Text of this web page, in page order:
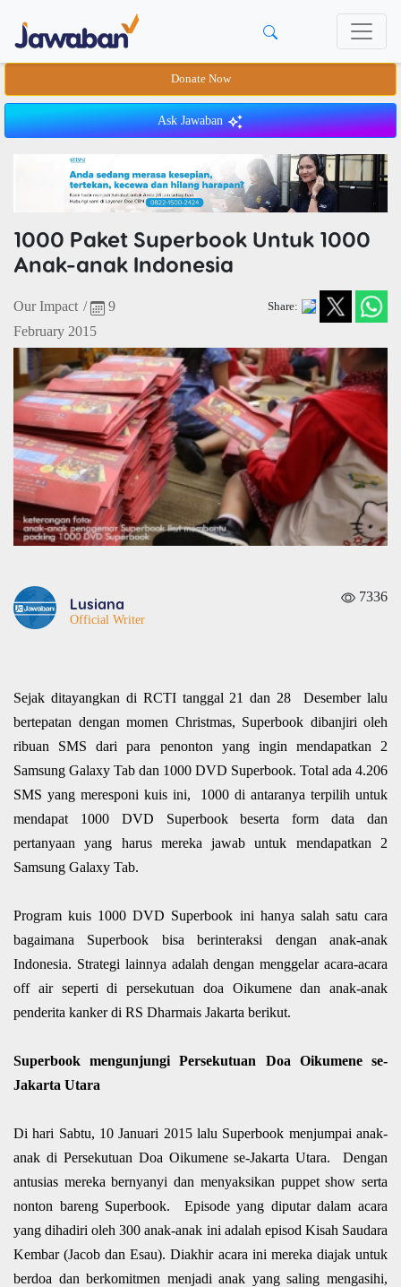
Donate Now
Ask Jawaban
1000 Paket Superbook Untuk 1000
Anak-anak Indonesia
Our Impact /
9
February 2015
Share:
Lusiana
Official Writer
7336
Sejak ditayangkan di RCTI tanggal 21 dan 28 Desember lalu
bertepatan dengan momen Christmas, Superbook dibanjiri oleh
ribuan SMS dari para penonton yang ingin mendapatkan 2
Samsung Galaxy Tab dan 1000 DVD Superbook. Total ada 4.206
SMS yang meresponi kuis ini, 1000 di antaranya terpilih untuk
mendapat 1000 DVD Superbook beserta form data dan
pertanyaan yang harus mereka jawab untuk mendapatkan 2
Samsung Galaxy Tab.
Program kuis 1000 DVD Superbook ini hanya salah satu cara
bagaimana Superbook bisa berinteraksi dengan anak-anak
Indonesia. Strategi lainnya adalah dengan menggelar acara-acara
off air seperti di persekutuan doa Oikumene dan anak-anak
penderita kanker di RS Dharmais Jakarta berikut.
Superbook mengunjungi Persekutuan Doa Oikumene se-
Jakarta Utara
Di hari Sabtu, 10 Januari 2015 lalu Superbook menjumpai anak-
anak di Persekutuan Doa Oikumene se-Jakarta Utara. Dengan
antusias mereka bernyanyi dan menyaksikan puppet show serta
nonton bareng Superbook. Episode yang diputar dalam acara
yang dihadiri oleh 300 anak-anak ini adalah episod Kisah Saudara
Kembar (Jacob dan Esau). Diakhir acara ini mereka diajak untuk
berdoa dan berkomitmen menjadi anak yang saling mengasihi,